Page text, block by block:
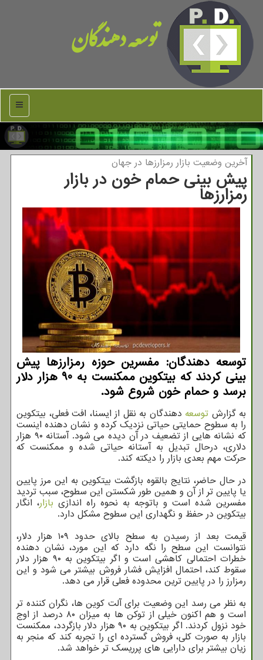
توسعه دهندگان
منو
آخرین وضعیت بازار رمزارزها در جهان
پیش بینی حمام خون در بازار
رمزارزها
توسعه دهندگان: مفسرین حوزه رمزارزها پیش
بینی کردند که بیتکوین ممکنست به 90 هزار دلار
برسد و حمام خون شروع شود.
به گزارش توسعه دهندگان به نقل از ایسنا، افت فعلی، بیتکوین
را به سطوح حمایتی حیاتی نزدیک کرده و نشان دهنده اینست
که نشانه هایی از تضعیف در آن دیده می شود. آستانه ۹۰ هزار
دلاری، درحال تبدیل به آستانه حیاتی شده و ممکنست که
حرکت مهم بعدی بازار را دیکته کند.
در حال حاضر، نتایج بالقوه بازگشت بیتکوین به این مرز پایین
یا پایین تر از آن و همین طور شکستن این سطوح، سبب تردید
مفسرین شده است و باتوجه به نحوه راه اندازی بازار، انگار
بیتکوین در حفظ و نگهداری این سطوح مشکل دارد.
قیمت بعد از رسیدن به سطح بالای حدود ۱۰۹ هزار دلار،
نتوانست این سطح را نگه دارد که این مورد، نشان دهنده
خطرات احتمالی کاهشی است و اگر بیتکوین به ۹۰ هزار دلار
سقوط کند، احتمال افزایش فشار فروش بیشتر می شود و این
رمزارز را در پایین ترین محدوده فعلی قرار می دهد.
به نظر می رسد این وضعیت برای آلت کوین ها، نگران کننده تر
است و هم اکنون خیلی از توکن ها به میزان ۸۰ درصد از اوج
خود نزول کردند. اگر بیتکوین به ۹۰ هزار دلار بازگردد، ممکنست
بازار به صورت کلی، فروش گسترده ای را تجربه کند که منجر به
زیان بیشتر برای دارایی های پرریسک تر خواهد شد.